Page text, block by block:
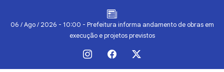
06 / Ago / 2026 - 10:00 - Prefeitura informa andamento de obras em
execução e projetos previstos